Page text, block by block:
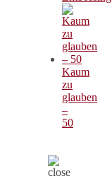
Kaum
zu
glauben
–
50